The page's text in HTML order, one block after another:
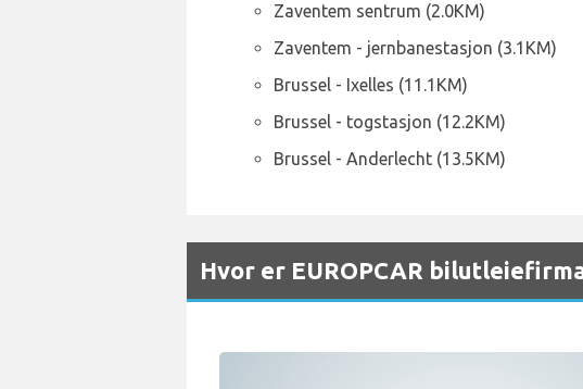
Zaventem sentrum (2.0KM)
Zaventem - jernbanestasjon (3.1KM)
Brussel - Ixelles (11.1KM)
Brussel - togstasjon (12.2KM)
Brussel - Anderlecht (13.5KM)
Hvor er EUROPCAR